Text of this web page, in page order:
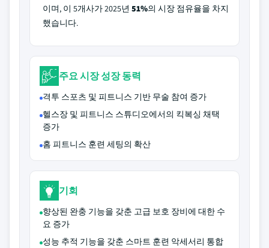
이며, 이 5개사가 2025년 51%의 시장 점유율을 차지
했습니다.
주요 시장 성장 동력
격투 스포츠 및 피트니스 기반 무술 참여 증가
헬스장 및 피트니스 스튜디오에서의 킥복싱 채택
증가
홈 피트니스 훈련 세팅의 확산
기회
향상된 완충 기능을 갖춘 고급 보호 장비에 대한 수
요 증가
성능 추적 기능을 갖춘 스마트 훈련 악세서리 통합